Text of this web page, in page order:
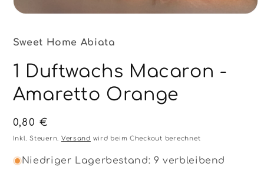
Sweet Home Abiata
1 Duftwachs Macaron -
Amaretto Orange
Normaler
Preis
0,80 €
Inkl. Steuern. Versand wird beim Checkout berechnet
Niedriger Lagerbestand: 9 verbleibend